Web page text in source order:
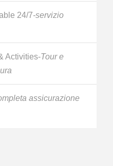
24/7-servizio
Activities-Tour e
assicurazione